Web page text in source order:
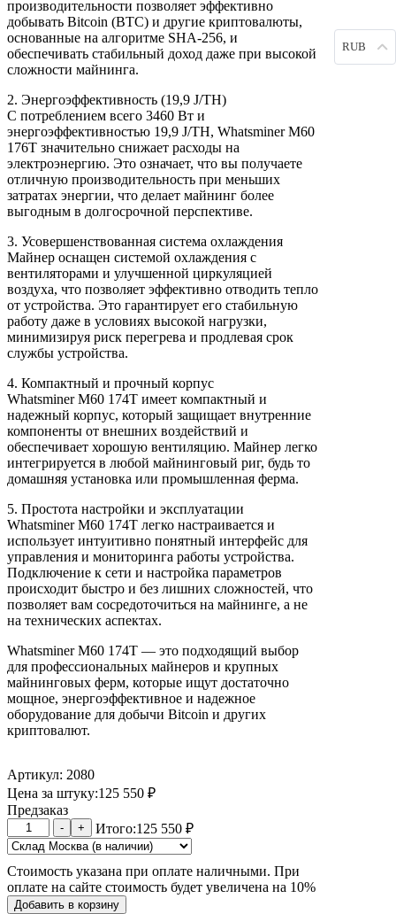
производительности позволяет эффективно
добывать Bitcoin (BTC) и другие криптовалюты,
основанные на алгоритме SHA-256, и
обеспечивать стабильный доход даже при высокой
сложности майнинга.
2. Энергоэффективность (19,9 J/TH)
С потреблением всего 3460 Вт и
энергоэффективностью 19,9 J/TH, Whatsminer M60
176T значительно снижает расходы на
электроэнергию. Это означает, что вы получаете
отличную производительность при меньших
затратах энергии, что делает майнинг более
выгодным в долгосрочной перспективе.
3. Усовершенствованная система охлаждения
Майнер оснащен системой охлаждения с
вентиляторами и улучшенной циркуляцией
воздуха, что позволяет эффективно отводить тепло
от устройства. Это гарантирует его стабильную
работу даже в условиях высокой нагрузки,
минимизируя риск перегрева и продлевая срок
службы устройства.
4. Компактный и прочный корпус
Whatsminer M60 174T имеет компактный и
надежный корпус, который защищает внутренние
компоненты от внешних воздействий и
обеспечивает хорошую вентиляцию. Майнер легко
интегрируется в любой майнинговый риг, будь то
домашняя установка или промышленная ферма.
5. Простота настройки и эксплуатации
Whatsminer M60 174T легко настраивается и
использует интуитивно понятный интерфейс для
управления и мониторинга работы устройства.
Подключение к сети и настройка параметров
происходит быстро и без лишних сложностей, что
позволяет вам сосредоточиться на майнинге, а не
на технических аспектах.
Whatsminer M60 174T — это подходящий выбор
для профессиональных майнеров и крупных
майнинговых ферм, которые ищут достаточно
мощное, энергоэффективное и надежное
оборудование для добычи Bitcoin и других
криптовалют.
Артикул: 2080
Цена за штуку:125 550 ₽
Предзаказ
Количество
товара
Whatsminer
M60
19.9W
174T
- + Итого:125 550₽
Стоимость указана при оплате наличными. При
оплате на сайте стоимость будет увеличена на 10%
Добавить в корзину
RUB